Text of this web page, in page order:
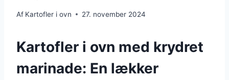
Af Kartofler i ovn 27. november 2024
Kartofler i ovn med krydret
marinade: En lækker